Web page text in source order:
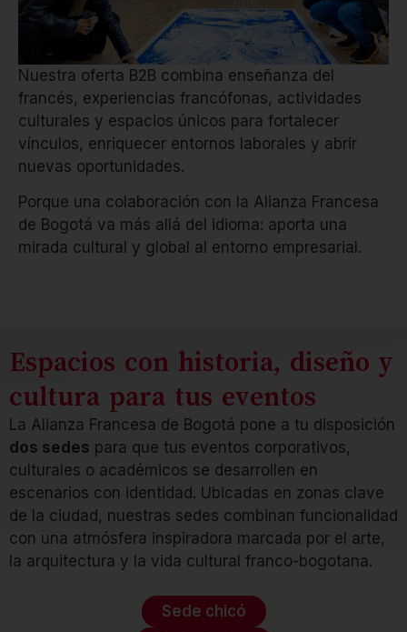
Nuestra oferta B2B combina enseñanza del
francés, experiencias francófonas, actividades
culturales y espacios únicos para fortalecer
vínculos, enriquecer entornos laborales y abrir
nuevas oportunidades.
Porque una colaboración con la Alianza Francesa
de Bogotá va más allá del idioma: aporta una
mirada cultural y global al entorno empresarial.
Espacios con historia, diseño y
cultura para tus eventos
La Alianza Francesa de Bogotá pone a tu disposición
dos sedes para que tus eventos corporativos,
culturales o académicos se desarrollen en
escenarios con identidad. Ubicadas en zonas clave
de la ciudad, nuestras sedes combinan funcionalidad
con una atmósfera inspiradora marcada por el arte,
la arquitectura y la vida cultural franco-bogotana.
Sede chicó